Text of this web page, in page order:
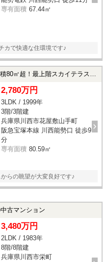
専有面積 67.44㎡
カで快適な住環境です♪
テラスから|川西市花屋敷山手町の中古マンション
2,780万円
3LDK / 1999年
3階/3階建
兵庫県川西市花屋敷山手町
阪急宝塚本線 川西能勢口 徒歩9
分
専有面積 80.59㎡
らの眺望が大変良好です♪
古マンション
3,480万円
2LDK / 1983年
8階/8階建
兵庫県川西市栄町